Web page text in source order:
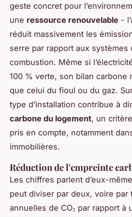
geste concret pour
une ressource renouvelable -
réduit massivement les
serre par rapport aux systèmes
combustion. Même si
100 % verte, son bilan carbone
que celui du fioul ou du gaz.
type d’installation contribue à
carbone du logement, un
pris en compte, notamment
immobilières.
Réduction de l'empreinte
Les chiffres parlent d’eux-
peut diviser par deux, voire par
annuelles de CO₂ par rapport à